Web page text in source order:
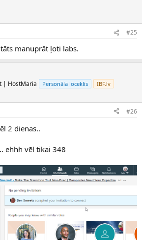
#25
manuprāt ļoti labs.
| HostMaria Personāla loceklis IBF.lv
#26
2 dienas..
ehhh vēl tikai 348